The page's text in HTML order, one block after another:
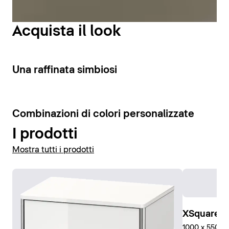
Visualizza gli armadietti a specchio
Acquista il look
3
Una raffinata simbiosi
4
Combinazioni di colori personalizzate
I prodotti
Mostra tutti i prodotti
XSquare